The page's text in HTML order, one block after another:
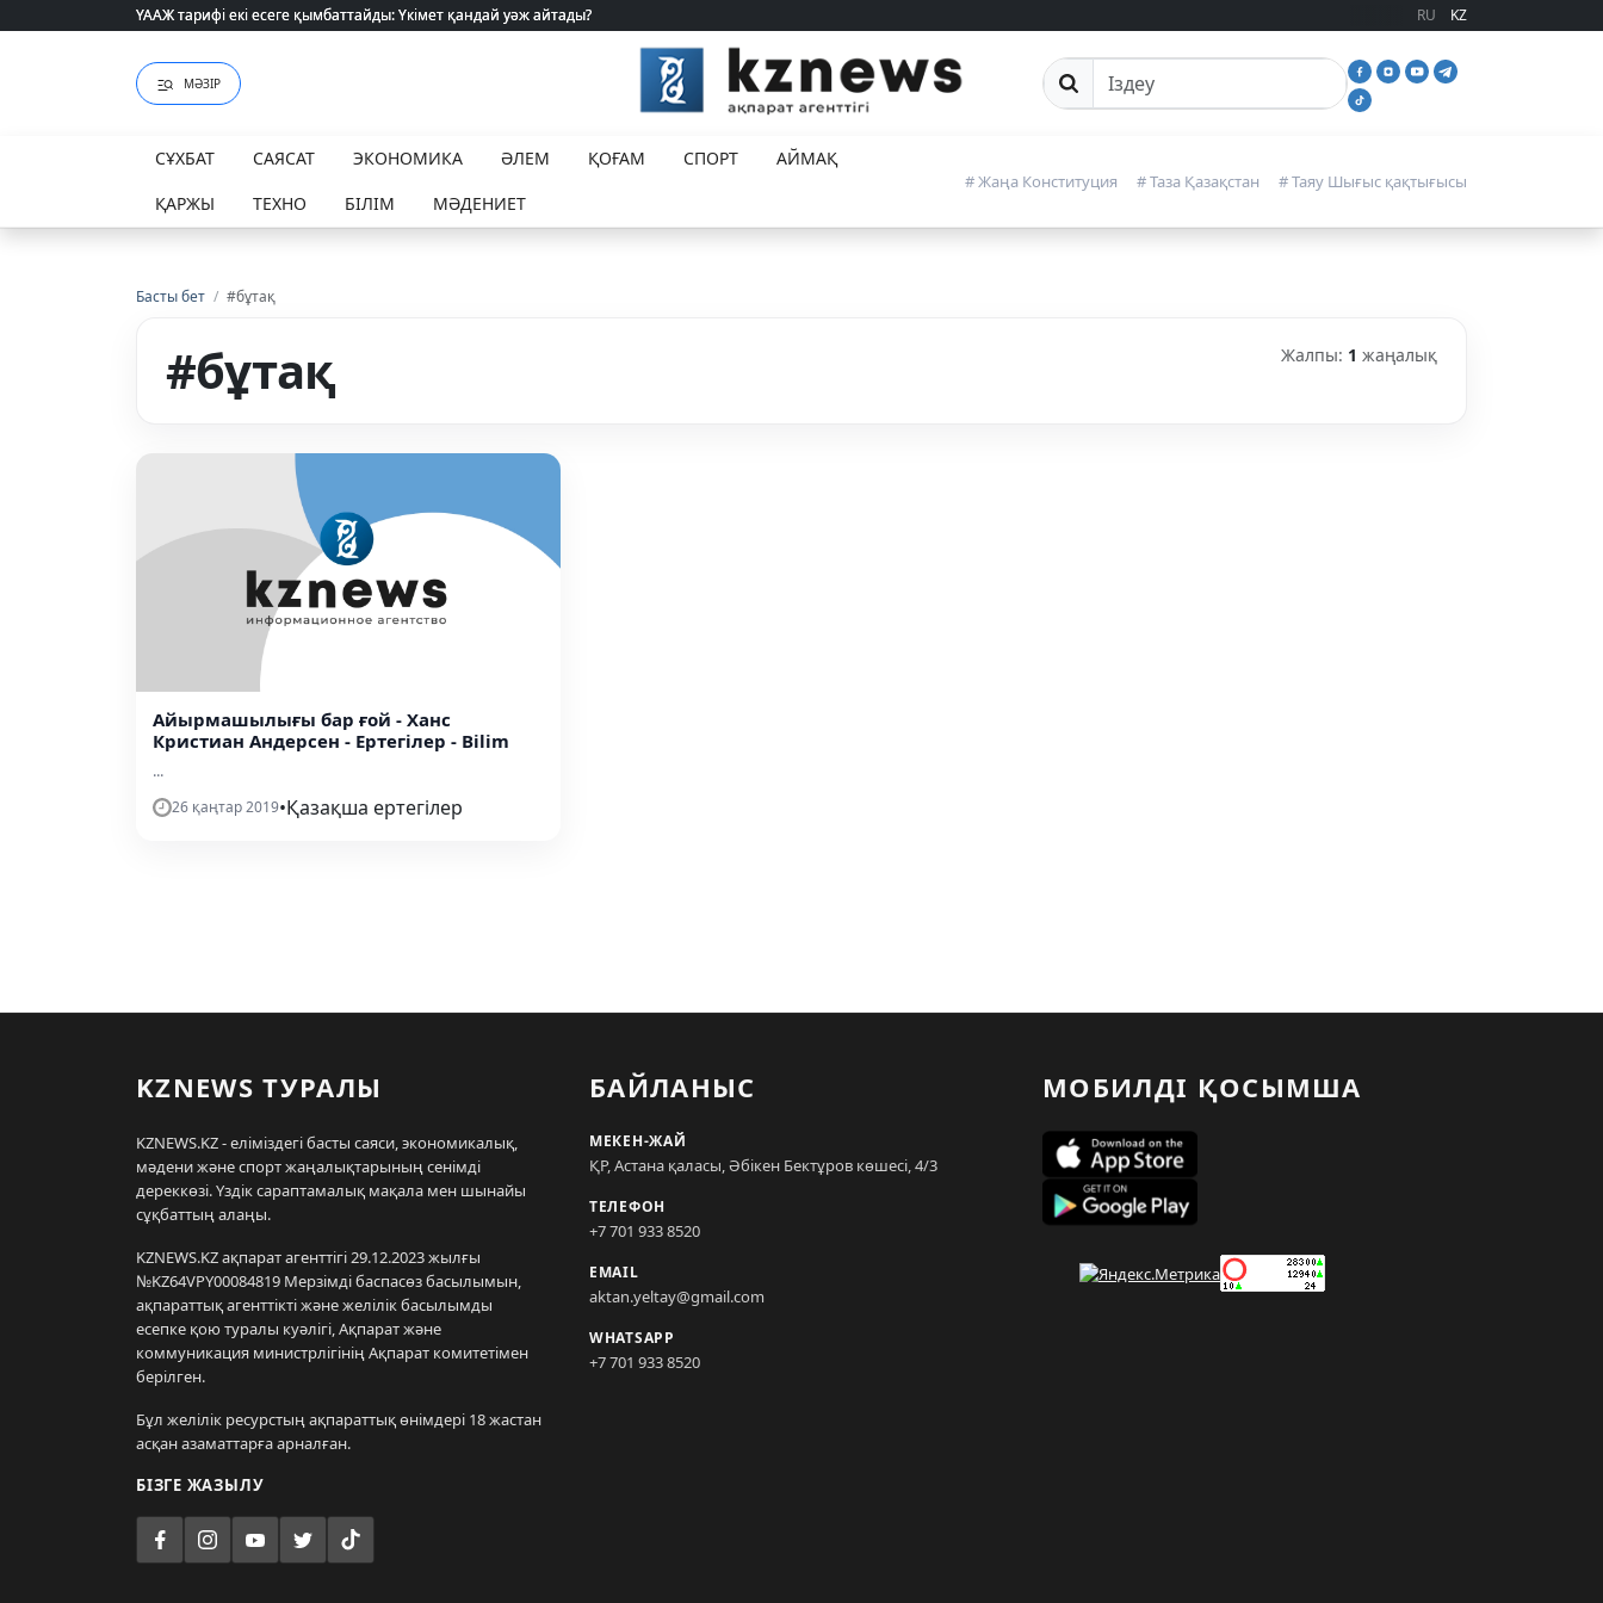
ҮААЖ тарифі екі есеге қымбаттайды: Үкімет қандай уәж айтады?
ҮААЖ тарифі екі есеге қымбаттайды: Үкімет қандай уәж айтады? RU KZ
МӘЗІР Сайттан іздеу
СҰХБАТ САЯСАТ ЭКОНОМИКА ӘЛЕМ ҚОҒАМ СПОРТ
АЙМАҚ
ҚАРЖЫ
ТЕХНО БІЛІМ МӘДЕНИЕТ
# Жаңа Конституция # Таза Қазақстан # Таяу Шығыс қақтығысы
Басты бет / #бұтақ
#бұтақ Жалпы: 1 жаңалық
Айырмашылығы бар ғой - Ханс
Кристиан Андерсен - Ертегілер - Bilim
...
26 қаңтар 2019•Қазақша ертегілер
KZNEWS ТУРАЛЫ
KZNEWS.KZ - еліміздегі басты саяси, экономикалық,
мәдени және спорт жаңалықтарының сенімді
дереккөзі. Үздік сараптамалық мақала мен шынайы
сұқбаттың алаңы.
KZNEWS.KZ ақпарат агенттігі 29.12.2023 жылғы
№KZ64VPY00084819 Мерзімді баспасөз басылымын,
ақпараттық агенттікті және желілік басылымды
есепке қою туралы куәлігі, Ақпарат және
коммуникация министрлігінің Ақпарат комитетімен
берілген.
Бұл желілік ресурстың ақпараттық өнімдері 18 жастан
асқан азаматтарға арналған.
БІЗГЕ ЖАЗЫЛУ
БАЙЛАНЫС
МЕКЕН-ЖАЙ
ҚР, Астана қаласы, Әбікен Бектұров көшесі, 4/3
ТЕЛЕФОН
+7 701 933 8520
EMAIL
aktan.yeltay@gmail.com
WHATSAPP
+7 701 933 8520
МОБИЛДІ ҚОСЫМША